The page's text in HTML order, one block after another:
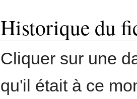
Historique du
Cliquer sur une
qu'il était à ce